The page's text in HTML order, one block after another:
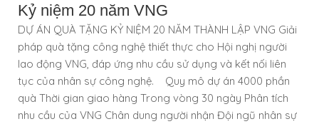
Kỷ niệm 20 năm VNG
DỰ ÁN QUÀ TẶNG KỶ NIỆM 20 NĂM THÀNH LẬP VNG Giải
pháp quà tặng công nghệ thiết thực cho Hội nghị người
lao động VNG, đáp ứng nhu cầu sử dụng và kết nối liên
tục của nhân sự công nghệ. Quy mô dự án 4000 phần
quà Thời gian giao hàng Trong vòng 30 ngày Phân tích
nhu cầu của VNG Chân dung người nhận Đội ngũ nhân sự